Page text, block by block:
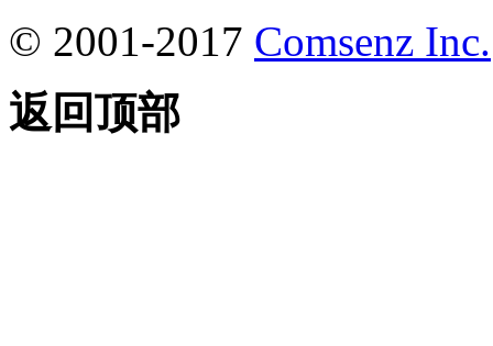
© 2001-2017 Comsenz Inc.
返回顶部